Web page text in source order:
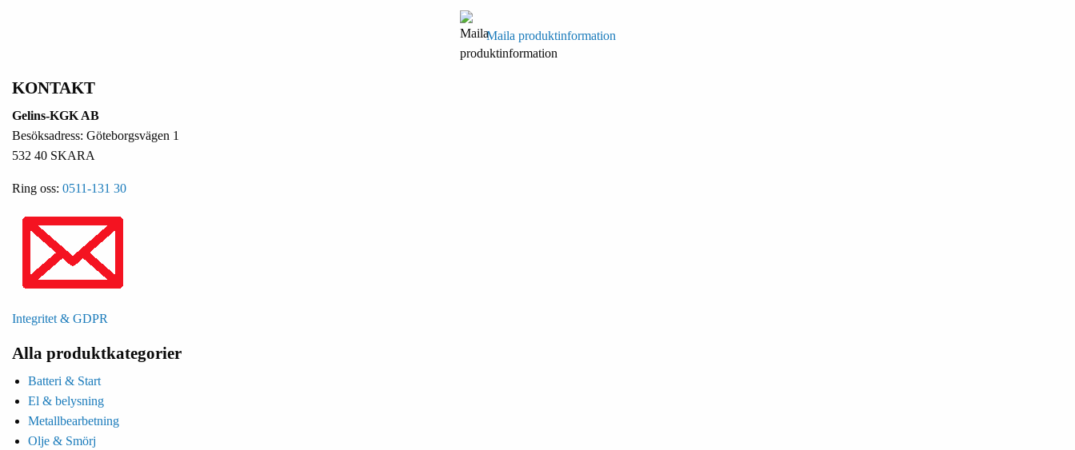
Maila produktinformation
KONTAKT
Gelins-KGK AB
Besöksadress: Göteborgsvägen 1
532 40 SKARA
Ring oss: 0511-131 30
Integritet & GDPR
Alla produktkategorier
Batteri & Start
El & belysning
Metallbearbetning
Olje & Smörj